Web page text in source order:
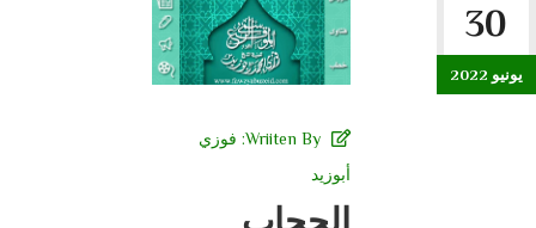
30
يونيو 2022
Wriiten By: فوزي
أبوزيد